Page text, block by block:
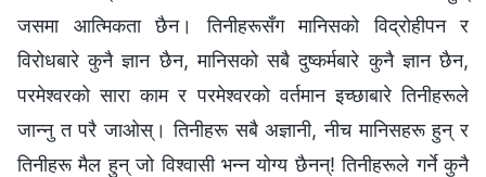
जसमा आत्मिकता छैन। तिनीहरूसँग मानिसको विद्रोहीपन र
विरोधबारे कुनै ज्ञान छैन, मानिसको सबै दुष्कर्मबारे कुनै ज्ञान छैन,
परमेश्‍वरको सारा काम र परमेश्‍वरको वर्तमान इच्‍छाबारे तिनीहरूले
जान्‍नु त परै जाओस्। तिनीहरू सबै अज्ञानी, नीच मानिसहरू हुन् र
तिनीहरू मैल हुन् जो विश्‍वासी भन्‍न योग्य छैनन्! तिनीहरूले गर्ने कुनै